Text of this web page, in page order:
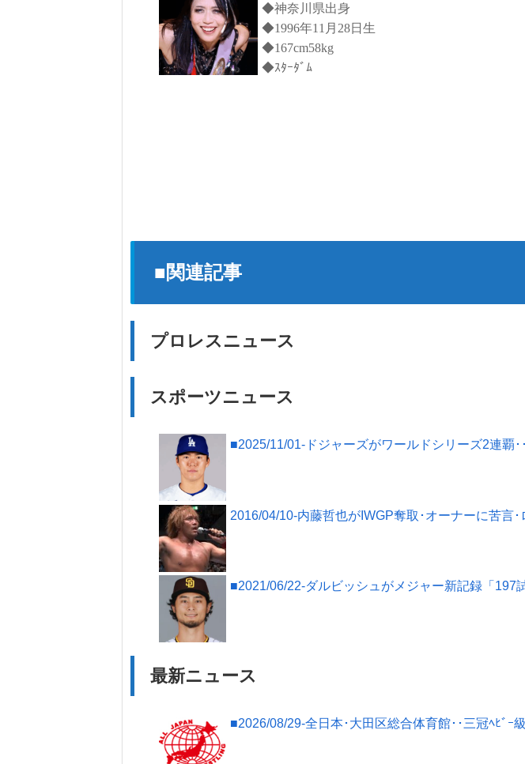
◆神奈川県出身
◆1996年11月28日生
◆167cm58kg
■関連記事
プロレスニュース
スポーツニュース
■2025/11/01-ドジャーズがワールドシリーズ2連覇
2016/04/10-内藤哲也がIWGP奪取･オーナーに苦言
■2021/06/22-ダルビッシュがメジャー新記録「197
最新ニュース
■2026/08/29-全日本･大田区総合体育館･･三冠ﾍﾋﾞｰ